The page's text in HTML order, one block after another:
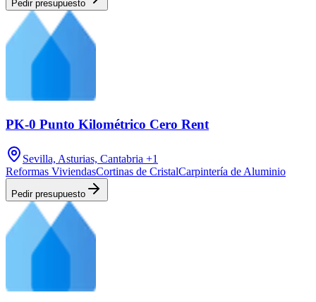
Pedir presupuesto
PK-0 Punto Kilométrico Cero Rent
Sevilla, Asturias, Cantabria +1
Reformas ViviendasCortinas de CristalCarpintería de Aluminio
Pedir presupuesto